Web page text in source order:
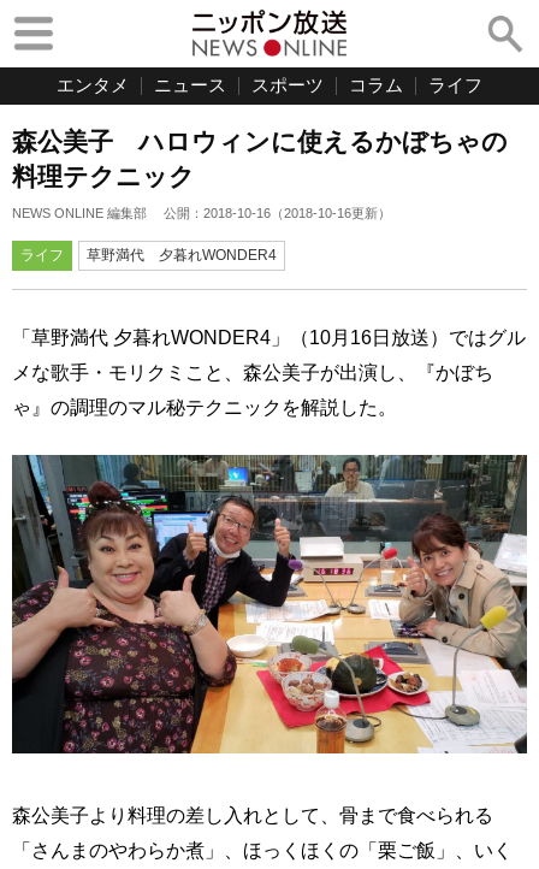
エンタメ ニュース スポーツ コラム ライフ
森公美子 ハロウィンに使えるかぼちゃの
料理テクニック
NEWS ONLINE 編集部 公開： 2018-10-16 （2018-10-16更新）
ライフ 草野満代 夕暮れWONDER4
「草野満代 夕暮れWONDER4」（10月16日放送）ではグル
メな歌手・モリクミこと、森公美子が出演し、『かぼち
ゃ』の調理のマル秘テクニックを解説した。
森公美子より料理の差し入れとして、骨まで食べられる
「さんまのやわらか煮」、ほっくほくの「栗ご飯」、いく